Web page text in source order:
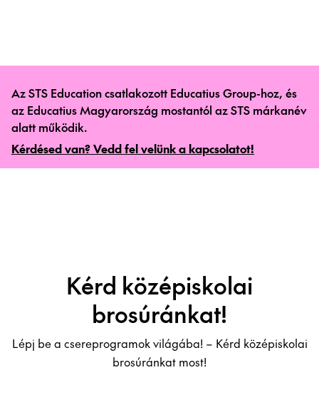
Az STS Education csatlakozott Educatius Group-hoz, és
az Educatius Magyarország mostantól az STS márkanév
alatt működik.
Kérdésed van? Vedd fel velünk a kapcsolatot!
Kérd középiskolai
brosúránkat!
Lépj be a csereprogramok világába! – Kérd középiskolai
brosúránkat most!